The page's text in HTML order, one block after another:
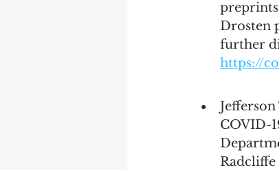
Drosten
further
https://
COVID-